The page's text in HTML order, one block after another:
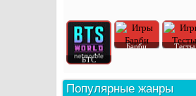
БТС
Барби Тесты
Популярные жанры